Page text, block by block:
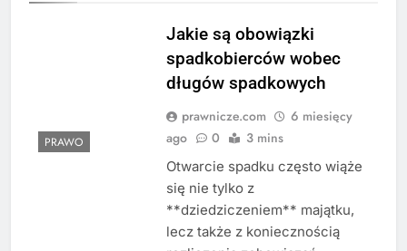
PRAWO
Jakie są obowiązki
spadkobierców wobec
długów spadkowych
prawnicze.com
6 miesięcy
ago
0 3 mins
Otwarcie spadku często wiąże
się nie tylko z
**dziedziczeniem** majątku,
lecz także z koniecznością